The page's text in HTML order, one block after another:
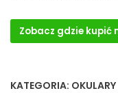
Zobacz gdzie kupić
KATEGORIA: